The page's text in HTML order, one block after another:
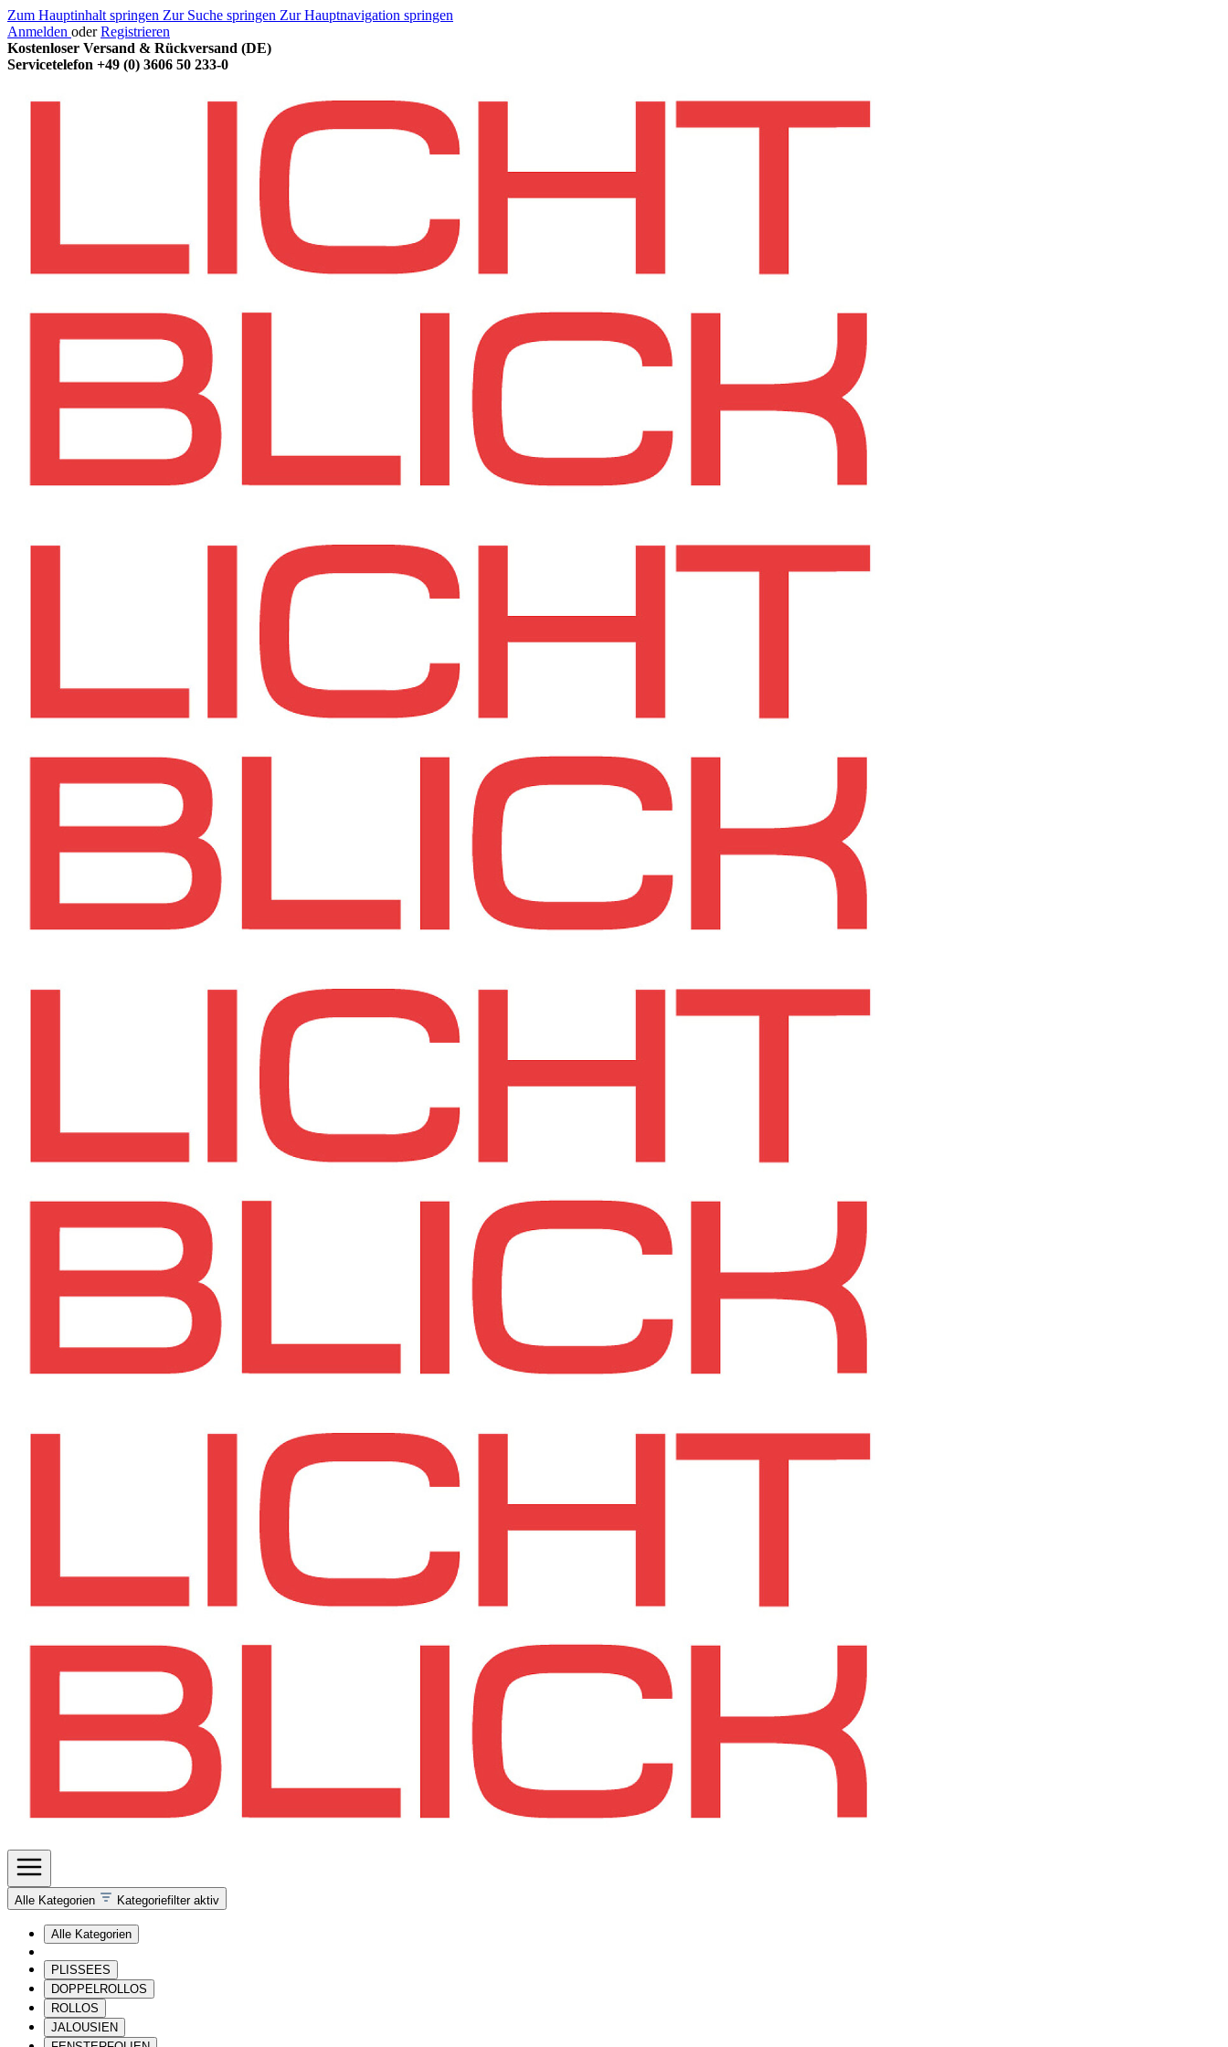
Zum Hauptinhalt springen Zur Suche springen Zur Hauptnavigation springen
Anmelden oder Registrieren
Kostenloser Versand & Rückversand (DE)
Servicetelefon +49 (0) 3606 50 233-0
Alle Kategorien Kategoriefilter aktiv
Alle Kategorien
PLISSEES
DOPPELROLLOS
ROLLOS
JALOUSIEN